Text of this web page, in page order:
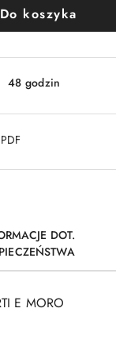
Do koszyka
48 godzin
DOT.
E MORO